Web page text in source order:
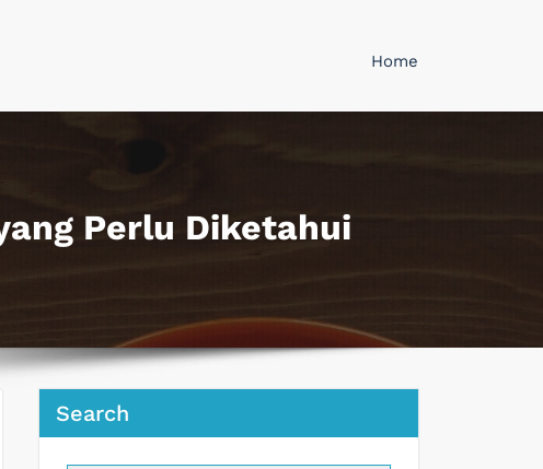
Home
Perlu Diketahui
Search